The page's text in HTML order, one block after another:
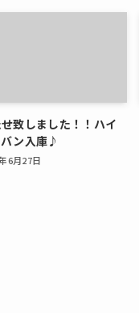
致しました！！ハイ
ン入庫♪
6月27日